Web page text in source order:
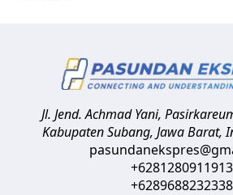
Jl. Jend. Achmad Yani,
Kabupaten Subang, Jawa Barat,
+6281280911913
+6289688232338